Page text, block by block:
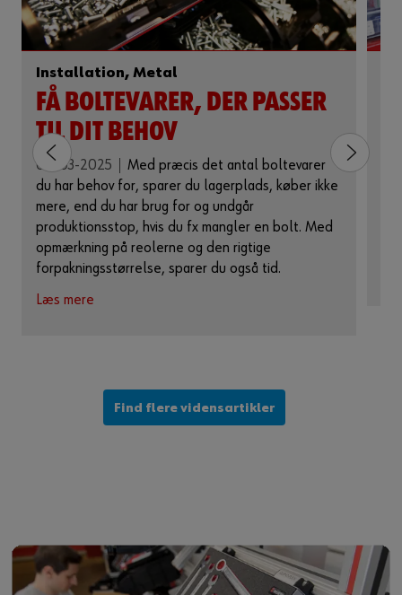
Installation, Metal
FÅ BOLTEVARER, DER PASSER
TIL DIT BEHOV
06-03-2025
Med præcis det antal boltevarer
du har behov for, sparer du lagerplads, køber ikke
mere, end du har brug for og undgår
produktionsstop, hvis du fx mangler en bolt. Med
opmærkning på reolerne og den rigtige
forpakningsstørrelse, sparer du også tid.
Læs mere
Find flere vidensartikler